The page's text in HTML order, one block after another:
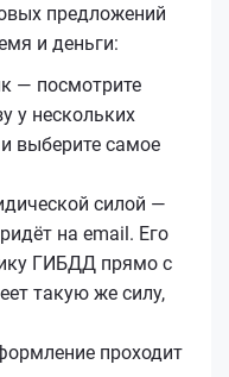
предложений
и деньги:
— посмотрите
у нескольких
выберите самое
силой —
на email. Его
ГИБДД прямо с
такую же силу,
проходит